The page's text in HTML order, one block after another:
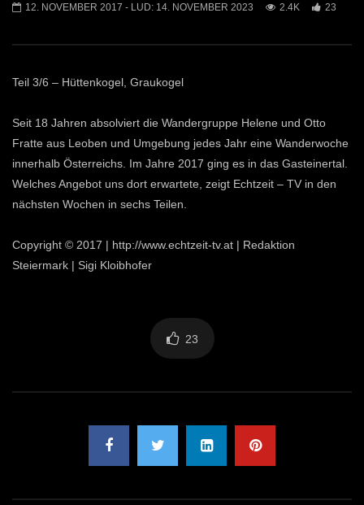
Fotovortrag Botswana von Ilse Podobnik
447
0
Winter Wonderland
772
6
12. NOVEMBER 2017 - LUD: 14. NOVEMBER 2023 2.4K 23
Teil 3/6 – Hüttenkogel, Graukogel
Seit 18 Jahren absolviert die Wandergruppe Helene und Otto
Fratte aus Leoben und Umgebung jedes Jahr eine Wanderwoche
innerhalb Österreichs. Im Jahre 2017 ging es in das Gasteinertal.
Welches Angebot uns dort erwartete, zeigt Echtzeit – TV in den
nächsten Wochen in sechs Teilen.
Copyright © 2017 | http://www.echtzeit-tv.at | Redaktion
Steiermark | Sigi Kloibhofer
23